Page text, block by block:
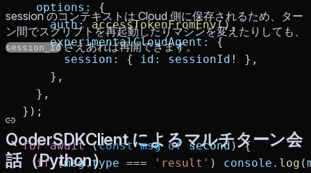
  options:
{
    auth:
accessTokenFromEnv(),
    experimentalCloudAgent:
{
      session:
{ id: sessionId !
},
    },
  },
});
for await (const msg of second ) {
  if
(msg.type === 'result' ) console . log (
session のコンテキストは Cloud 側に保存されるため、ター
ン間でスクリプトを再起動したりマシンを変えたりしても、
session_idさえあれば再開できます。
QoderSDKClient によるマルチターン会
話（Python）